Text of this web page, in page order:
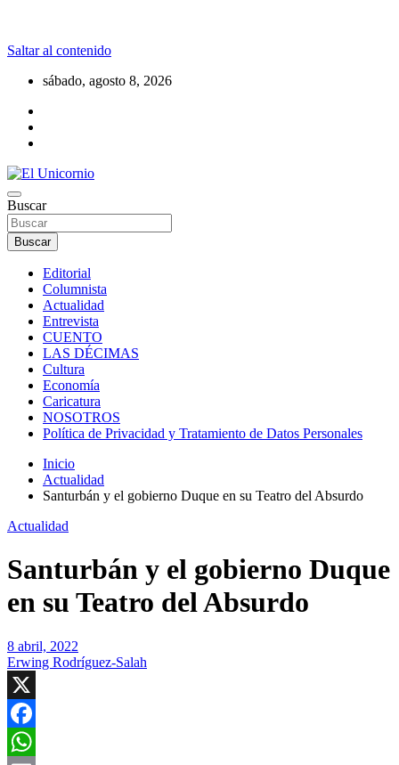
Saltar al contenido
sábado, agosto 8, 2026
El Unicornio
La realidad supera la fantasía
Buscar
Buscar
Editorial
Columnista
Actualidad
Entrevista
CUENTO
LAS DÉCIMAS
Cultura
Economía
Caricatura
NOSOTROS
Política de Privacidad y Tratamiento de Datos Personales
Inicio
Actualidad
Santurbán y el gobierno Duque en su Teatro del Absurdo
Actualidad
Santurbán y el gobierno Duque
en su Teatro del Absurdo
8 abril, 2022
Erwing Rodríguez-Salah
X
Facebook